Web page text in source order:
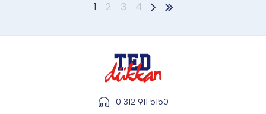
BARDAK ALTLIĞI & MAGNET
BLOKNOT & DEFTER
1 2 3 4
0 312 911 5150